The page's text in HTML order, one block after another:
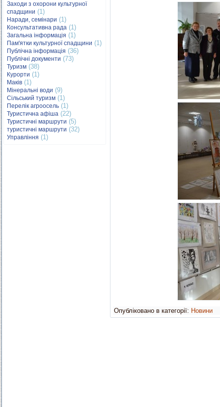
Заходи з охорони культурної
спадщини (1)
Наради, семінари (1)
Консультативна рада (1)
Загальна інформація (1)
Пам'ятки культурної спадщини (1)
Публічна інформація (36)
Публічні документи (73)
Туризм (38)
Курорти (1)
Маків (1)
Мінеральні води (9)
Сільський туризм (1)
Перелік агроосель (1)
Туристична афіша (22)
Туристичні маршрути (5)
туристичні маршрути (32)
Управління (1)
Опубліковано в категорії: Новини